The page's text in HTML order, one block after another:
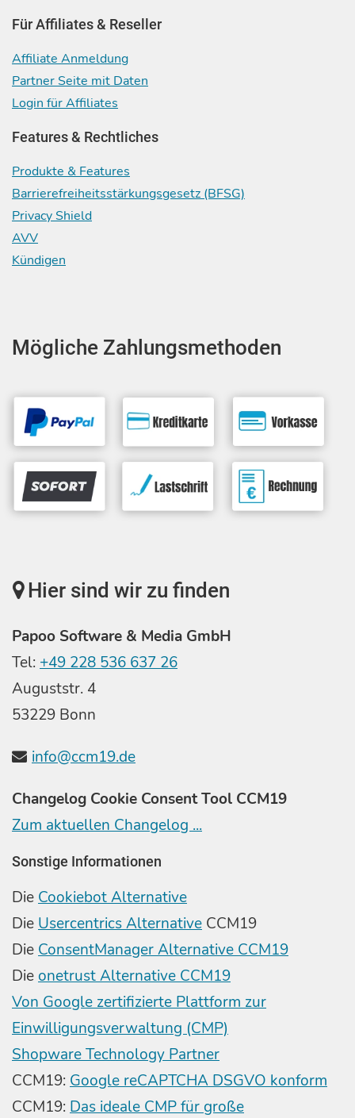
Für Affiliates & Reseller
Affiliate Anmeldung
Partner Seite mit Daten
Login für Affiliates
Features & Rechtliches
Produkte & Features
Barrierefreiheitsstärkungsgesetz (BFSG)
Privacy Shield
AVV
Kündigen
Mögliche Zahlungsmethoden
Hier sind wir zu finden
Papoo Software & Media GmbH
Tel: +49 228 536 637 26
Auguststr. 4
53229 Bonn
info@ccm19.de
Changelog Cookie Consent Tool CCM19
Zum aktuellen Changelog ...
Sonstige Informationen
DieCookiebot Alternative
DieUsercentrics Alternative CCM19
DieConsentManager Alternative CCM19
Dieonetrust Alternative CCM19
Von Google zertifizierte Plattform zur
Einwilligungsverwaltung (CMP)
Shopware Technology Partner
CCM19: Google reCAPTCHA DSGVO konform
CCM19: Das ideale CMP für große